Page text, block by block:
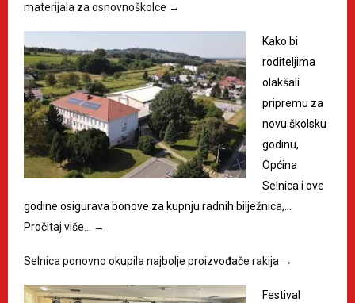
materijala za osnovnoškolce →
Kako bi
roditeljima
olakšali
pripremu za
novu školsku
godinu,
Općina
Selnica i ove
godine osigurava bonove za kupnju radnih bilježnica,…
Pročitaj više…
→
Selnica ponovno okupila najbolje proizvođače rakija →
Festival